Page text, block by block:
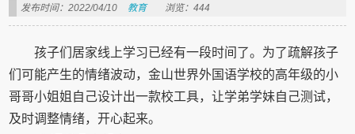
发布时间：2022/04/10 教育 浏览：444
孩子们居家线上学习已经有一段时间了。为了疏解孩子
们可能产生的情绪波动，金山世界外国语学校的高年级的小
哥哥小姐姐自己设计出一款校工具，让学弟学妹自己测试，
及时调整情绪，开心起来。